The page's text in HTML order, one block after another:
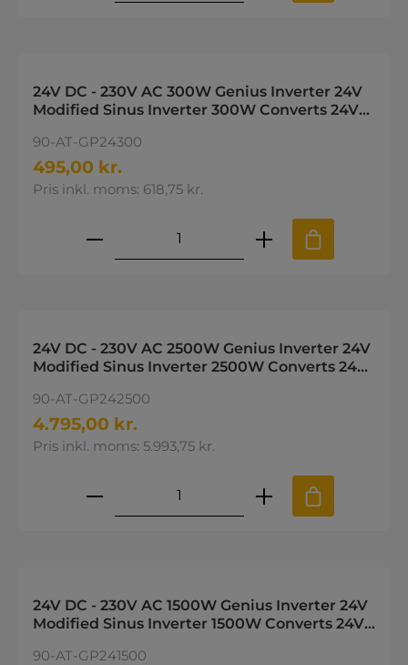
24V DC - 230V AC 300W Genius Inverter 24V
Modified Sinus Inverter 300W Converts 24V
90-AT-GP24300
495,00 kr.
Pris inkl. moms: 618,75 kr.
Produktmængde: Indtast den
24V DC - 230V AC 2500W Genius Inverter 24V
Modified Sinus Inverter 2500W Converts 24V
90-AT-GP242500
4.795,00 kr.
Pris inkl. moms: 5.993,75 kr.
Produktmængde: Indtast den
24V DC - 230V AC 1500W Genius Inverter 24V
Modified Sinus Inverter 1500W Converts 24V
90-AT-GP241500